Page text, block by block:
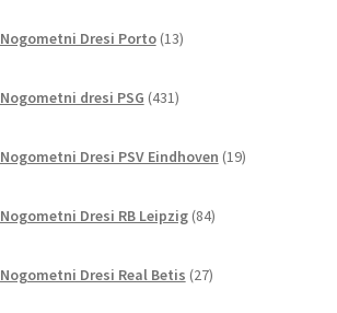
Nogometni Dresi Porto 13izdelkov
Nogometni dresi PSG 431izdelkov
Nogometni Dresi PSV Eindhoven 19izdelkov
Nogometni Dresi RB Leipzig 84izdelkov
Nogometni Dresi Real Betis 27izdelkov